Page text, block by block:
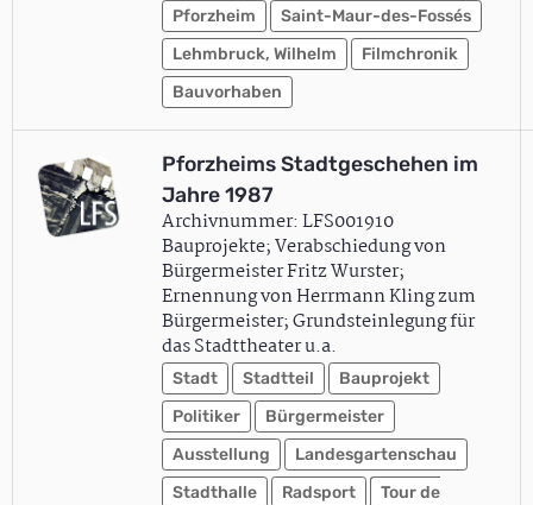
Pforzheim
Saint-Maur-des-Fossés
Lehmbruck, Wilhelm
Filmchronik
Bauvorhaben
Pforzheims Stadtgeschehen im
Jahre 1987
Archivnummer: LFS001910
Bauprojekte; Verabschiedung von
Bürgermeister Fritz Wurster;
Ernennung von Herrmann Kling zum
Bürgermeister; Grundsteinlegung für
das Stadttheater u.a.
Stadt Stadtteil
Bauprojekt
Politiker
Bürgermeister
Ausstellung
Landesgartenschau
Stadthalle
Radsport
Tour de